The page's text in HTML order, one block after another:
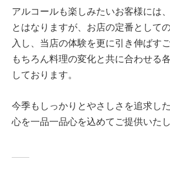
アルコールも楽しみたいお客様には
とはなりますが、お店の定番として
入し、当店の体験を更に引き伸ばす
もちろん料理の変化と共に合わせる
しております。
今季もしっかりとやさしさを追求し
心を一品一品心を込めてご提供いたし